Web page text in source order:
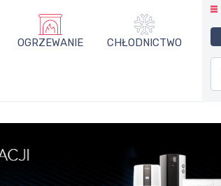
OGRZEWANIE CHŁODNICTWO